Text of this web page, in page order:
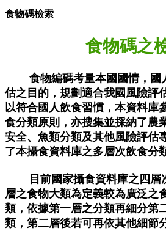
食物碼檢索
食物碼之
食物編碼考量本國國情，國
估之目的，規劃適合我國風險評
以符合國人飲食習慣，本資料庫
食分類原則，亦搜集並採納了農
安全、魚類分類及其他風險評估
了本攝食資料庫之多層次飲食分
目前國家攝食資料庫之四層
層之食物大類為定義較為廣泛之
類，依據第一層之分類再細分第
類，第二層後若可再依其他細節